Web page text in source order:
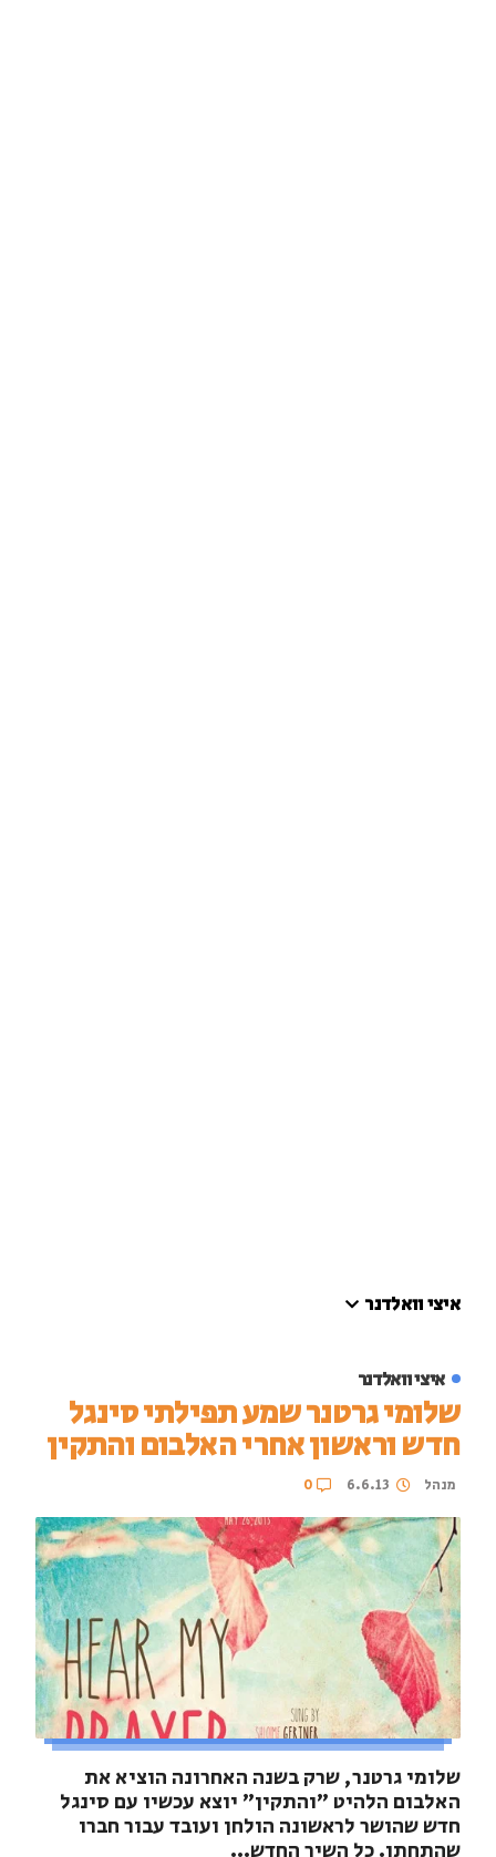
איצי וואלדנר
איצי וואלדנר
שלומי גרטנר שמע תפילתי סינגל
חדש וראשון אחרי האלבום והתקין
מנהל 6.6.13
0
שלומי גרטנר, שרק בשנה האחרונה הוציא את
האלבום הלהיט "והתקין" יוצא עכשיו עם סינגל
חדש שהושר לראשונה הולחן ועובד עבור חברו